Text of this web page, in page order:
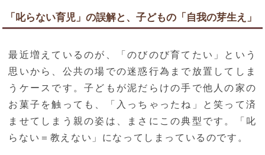
「叱らない育児」の誤解と、子どもの「自我の芽生え」
最近増えているのが、「のびのび育てたい」という
思いから、公共の場での迷惑行為まで放置してしま
うケースです。子どもが泥だらけの手で他人の家の
お菓子を触っても、「入っちゃったね」と笑って済
ませてしまう親の姿は、まさにこの典型です。「叱
らない＝教えない」になってしまっているのです。